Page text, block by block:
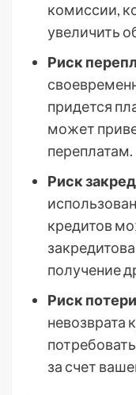
комиссии,
увеличить
Риск
придется
может
переплатам.
Риск
кредитов
получение
Риск
невозврата
за счет